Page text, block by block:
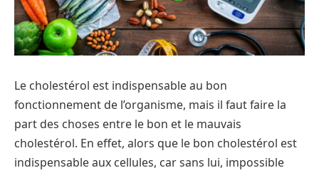
Le cholestérol est indispensable au bon
fonctionnement de l’organisme, mais il faut faire la
part des choses entre le bon et le mauvais
cholestérol. En effet, alors que le bon cholestérol est
indispensable aux cellules, car sans lui, impossible